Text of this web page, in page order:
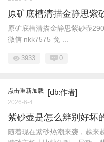
原矿底槽清描金静思紫
原矿底槽清描金静思紫砂壶
微信 nkk7575 免 ...
3933 0
点击重新加载 [db:作者]
2026-6-4
紫砂壶是怎么辨别好坏
随着现在紫砂热潮来袭，越来